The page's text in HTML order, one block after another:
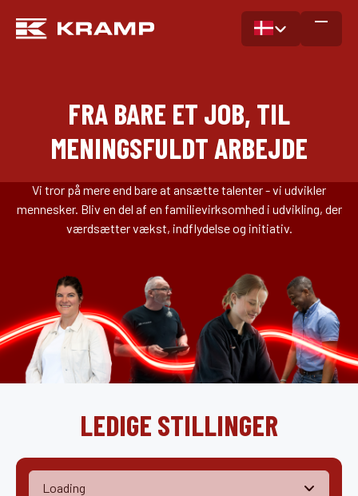
FRA BARE ET JOB, TIL
MENINGSFULDT ARBEJDE
Vi tror på mere end bare at ansætte talenter - vi udvikler
mennesker. Bliv en del af en familievirksomhed i udvikling, der
værdsætter vækst, indflydelse og initiativ.
LEDIGE STILLINGER